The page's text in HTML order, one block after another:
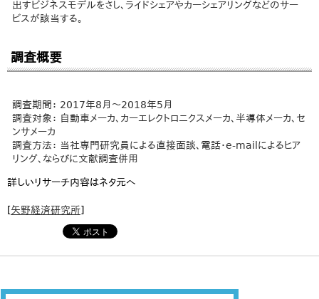
出すビジネスモデルをさし、ライドシェアやカーシェアリングなどのサー
ビスが該当する。
調査概要
調査期間： 2017年8月～2018年5月
調査対象： 自動車メーカ、カーエレクトロニクスメーカ、半導体メーカ、セ
ンサメーカ
調査方法： 当社専門研究員による直接面談、電話・e-mailによるヒア
リング、ならびに文献調査併用
詳しいリサーチ内容はネタ元へ
[矢野経済研究所]